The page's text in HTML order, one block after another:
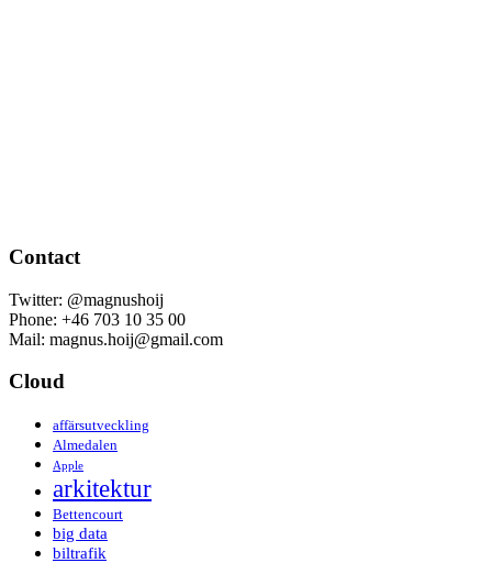
Contact
Twitter: @magnushoij
Phone: +46 703 10 35 00
Mail: magnus.hoij@gmail.com
Cloud
affärsutveckling
Almedalen
Apple
arkitektur
Bettencourt
big data
biltrafik